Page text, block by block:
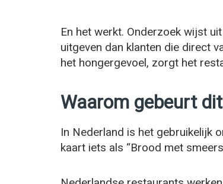
En het werkt. Onderzoek wijst
uitgeven dan klanten die direct
het hongergevoel, zorgt het
Waarom gebeurt
In Nederland is het gebruikelijk
kaart iets als “Brood met